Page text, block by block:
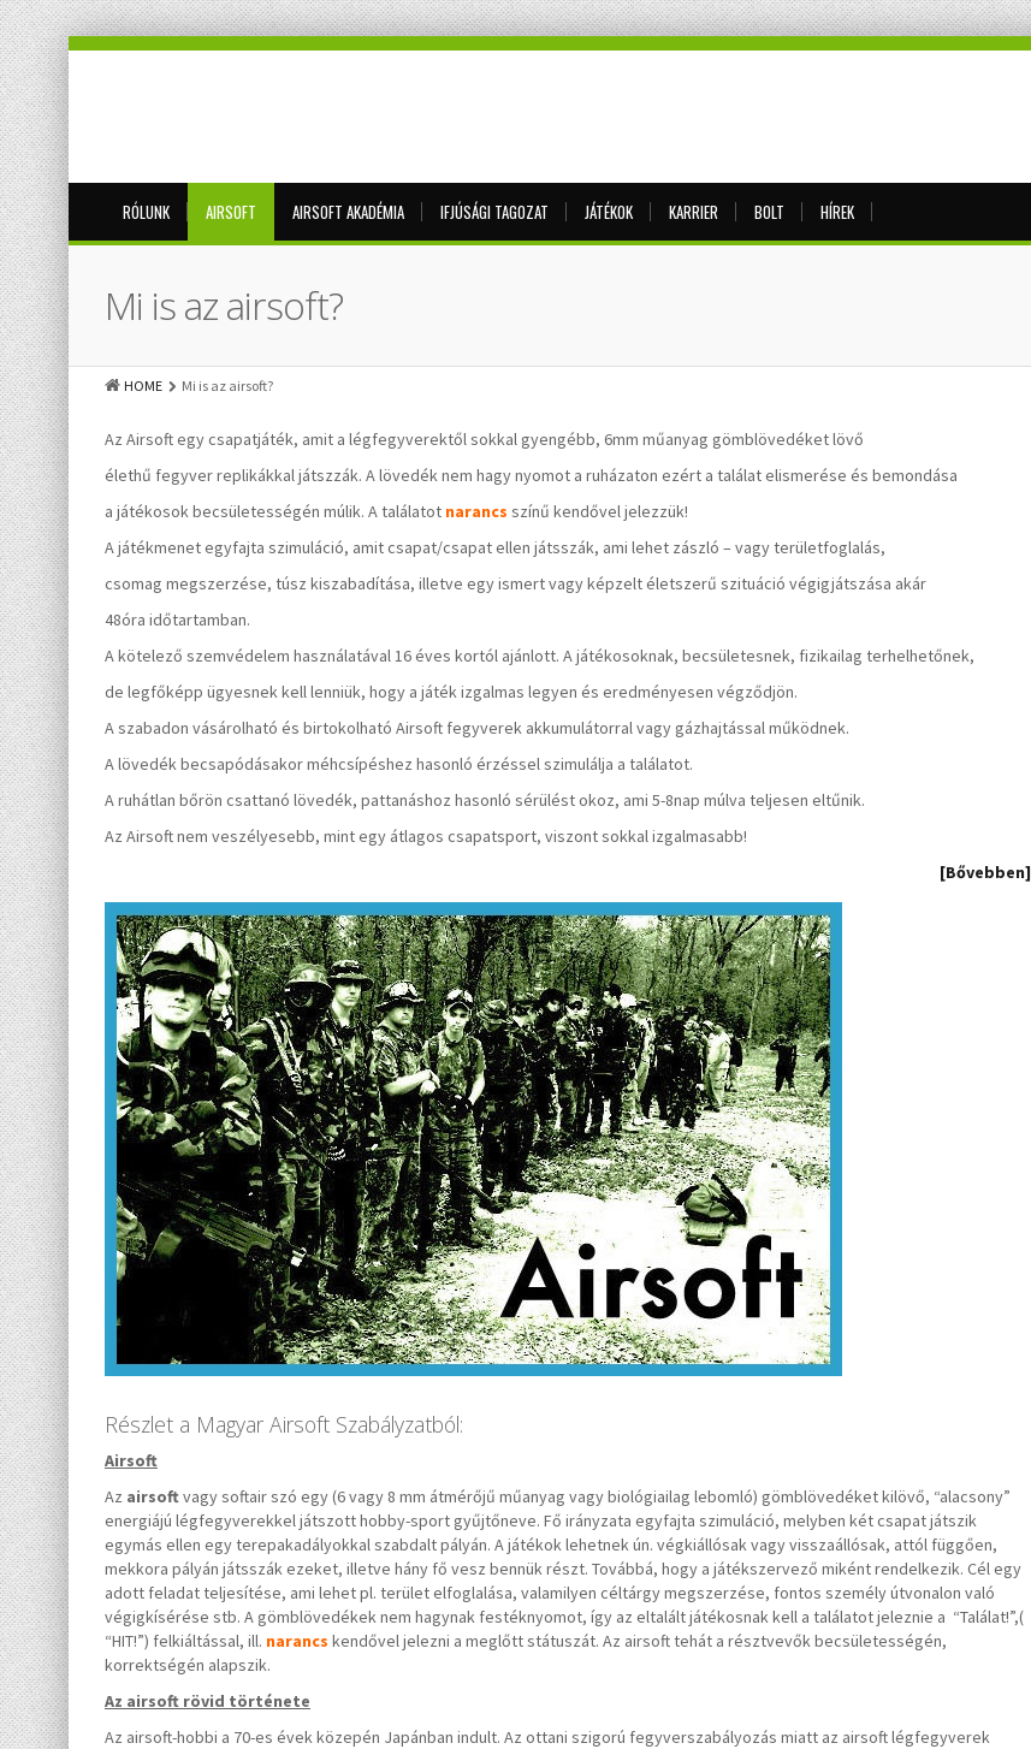
RÓLUNK AIRSOFT AIRSOFT AKADÉMIA IFJÚSÁGI TAGOZAT JÁTÉKOK KARRIER BOLT HÍREK
Mi is az airsoft?
HOME Mi is az airsoft?
Az Airsoft egy csapatjáték, amit a légfegyverektől sokkal gyengébb, 6mm műanyag gömblövedéket lövő
élethű fegyver replikákkal játszzák. A lövedék nem hagy nyomot a ruházaton ezért a találat elismerése és bemondása
a játékosok becsületességén múlik. A találatot narancs színű kendővel jelezzük!
A játékmenet egyfajta szimuláció, amit csapat/csapat ellen játsszák, ami lehet zászló – vagy területfoglalás,
csomag megszerzése, túsz kiszabadítása, illetve egy ismert vagy képzelt életszerű szituáció végigjátszása akár
48óra időtartamban.
A kötelező szemvédelem használatával 16 éves kortól ajánlott. A játékosoknak, becsületesnek, fizikailag terhelhetőnek,
de legfőképp ügyesnek kell lenniük, hogy a játék izgalmas legyen és eredményesen végződjön.
A szabadon vásárolható és birtokolható Airsoft fegyverek akkumulátorral vagy gázhajtással működnek.
A lövedék becsapódásakor méhcsípéshez hasonló érzéssel szimulálja a találatot.
A ruhátlan bőrön csattanó lövedék, pattanáshoz hasonló sérülést okoz, ami 5-8nap múlva teljesen eltűnik.
Az Airsoft nem veszélyesebb, mint egy átlagos csapatsport, viszont sokkal izgalmasabb!
[Bővebben]
Részlet a Magyar Airsoft Szabályzatból:
Airsoft
Az airsoftvagy softair szó egy (6 vagy 8 mm átmérőjű műanyag vagy biológiailag lebomló) gömblövedéket kilövő, “alacsony”
energiájú légfegyverekkel játszott hobby-sport gyűjtőneve. Fő irányzata egyfajta szimuláció, melyben két csapat játszik
egymás ellen egy terepakadályokkal szabdalt pályán. A játékok lehetnek ún. végkiállósak vagy visszaállósak, attól függően,
mekkora pályán játsszák ezeket, illetve hány fő vesz bennük részt. Továbbá, hogy a játékszervező miként rendelkezik. Cél egy
adott feladat teljesítése, ami lehet pl. terület elfoglalása, valamilyen céltárgy megszerzése, fontos személy útvonalon való
végigkísérése stb. A gömblövedékek nem hagynak festéknyomot, így az eltalált játékosnak kell a találatot jeleznie a “Találat!”,(
“HIT!”) felkiáltással, ill. narancs kendővel jelezni a meglőtt státuszát. Az airsoft tehát a résztvevők becsületességén,
korrektségén alapszik.
Az airsoft rövid története
Az airsoft-hobbi a 70-es évek közepén Japánban indult. Az ottani szigorú fegyverszabályozás miatt az airsoft légfegyverek